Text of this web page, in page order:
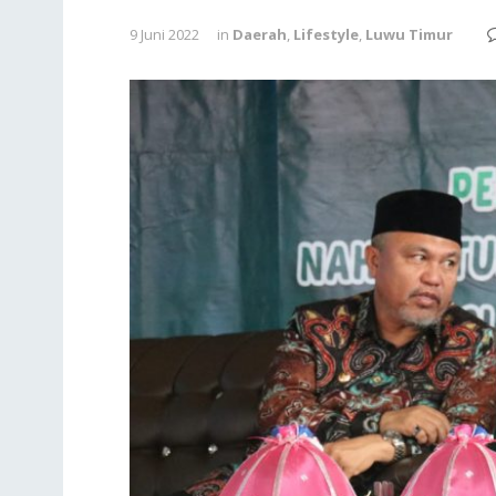
9 Juni 2022 in Daerah, Lifestyle, Luwu Timur